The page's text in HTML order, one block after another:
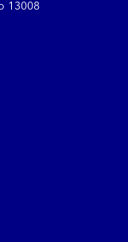
13008
company/
www.tiktok.com/